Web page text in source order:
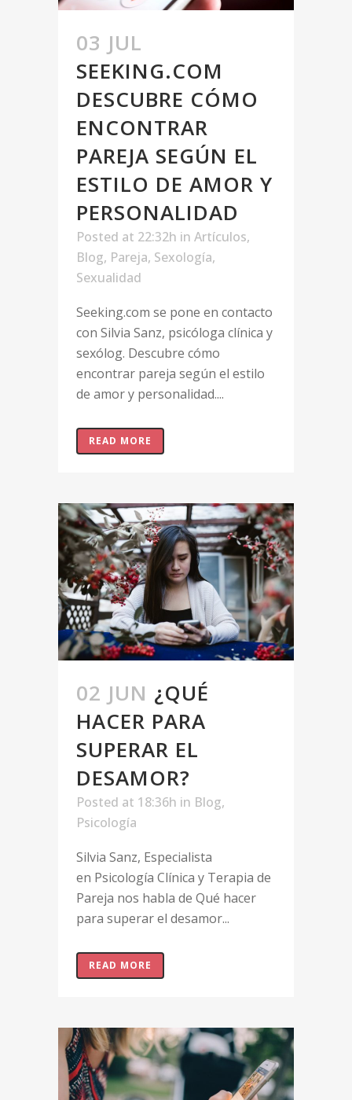
03 JUL
SEEKING.COM
DESCUBRE CÓMO
ENCONTRAR
PAREJA SEGÚN EL
ESTILO DE AMOR Y
PERSONALIDAD
Posted at 22:32h in Artículos,
Blog, Pareja, Sexología,
Sexualidad
Seeking.com se pone en contacto
con Silvia Sanz, psicóloga clínica y
sexólog. Descubre cómo
encontrar pareja según el estilo
de amor y personalidad....
READ MORE
02 JUN ¿QUÉ
HACER PARA
SUPERAR EL
DESAMOR?
Posted at 18:36h in Blog,
Psicología
Silvia Sanz, Especialista
en Psicología Clínica y Terapia de
Pareja nos habla de Qué hacer
para superar el desamor...
READ MORE